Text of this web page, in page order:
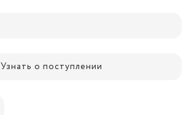
Узнать о поступлении